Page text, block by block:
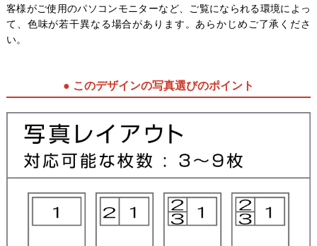
客様がご使用のパソコンモニターなど、ご覧になられる環境によっ
て、色味が若干異なる場合があります。あらかじめご了承くださ
い。
● このデザインの写真選びのポイント